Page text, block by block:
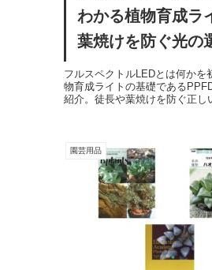
わかる植物育成ラ
葉焼けを防ぐ光の
フルスペクトルLEDとは何かを
物育成ライトの基礎である
紹介。徒長や葉焼けを防ぐ正し
園芸用品